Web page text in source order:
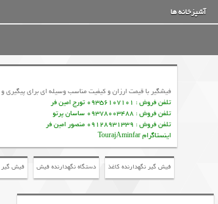
آشپزخانه ها
فیشگیر با قیمت ارزان و کیفیت مناسب وسیله ای برای
تلفن فروش : 09356107101 تورج امین فر
تلفن فروش : 09378003488 ساسان پرتو
تلفن فروش : 09128931339 منصور امین فر
اینستاگرام TourajAminfar
فیش گیر نگهدارنده کاغذ دستگاه نگهدارنده فیش فیش